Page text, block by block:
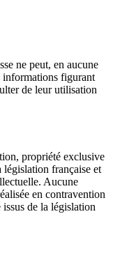
ne peut, en aucune
informations figurant
de leur utilisation
propriété exclusive
législation française et
Aucune
en contravention
de la législation